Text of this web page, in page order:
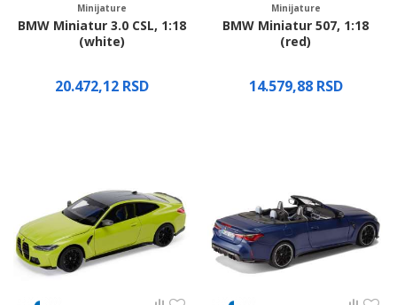
Minijature
BMW Miniatur 3.0 CSL, 1:18
(white)
20.472,12 RSD
Minijature
BMW Miniatur 507, 1:18
(red)
14.579,88 RSD